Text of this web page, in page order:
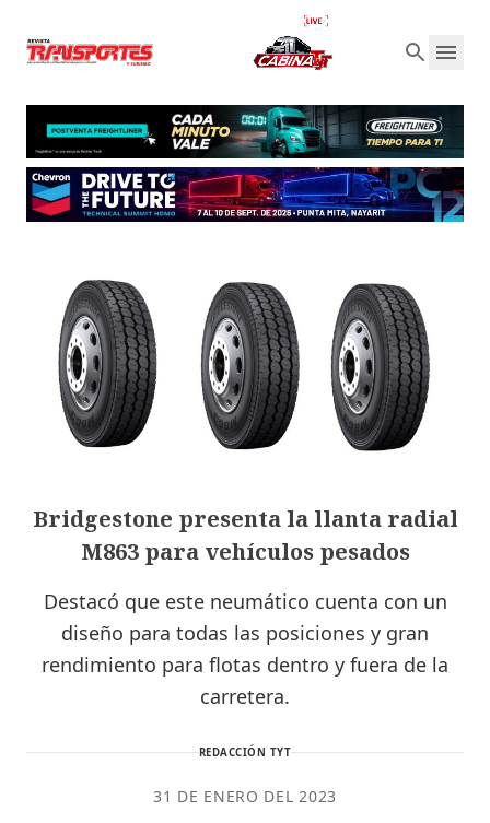
Bridgestone presenta la llanta radial
M863 para vehículos pesados
Destacó que este neumático cuenta con un
diseño para todas las posiciones y gran
rendimiento para flotas dentro y fuera de la
carretera.
REDACCIÓN TYT
31 DE ENERO DEL 2023